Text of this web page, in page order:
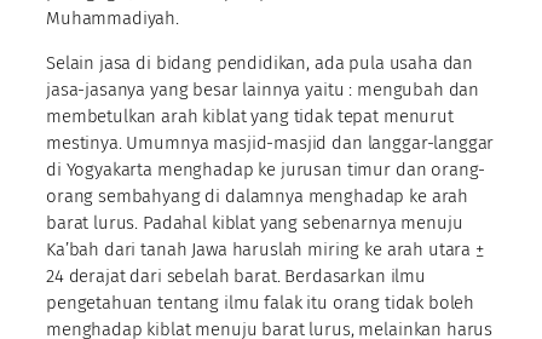
Muhammadiyah.
Selain jasa di bidang pendidikan, ada pula usaha dan
jasa-jasanya yang besar lainnya yaitu : mengubah dan
membetulkan arah kiblat yang tidak tepat menurut
mestinya. Umumnya masjid-masjid dan langgar-langgar
di Yogyakarta menghadap ke jurusan timur dan orang-
orang sembahyang di dalamnya menghadap ke arah
barat lurus. Padahal kiblat yang sebenarnya menuju
Ka’bah dari tanah Jawa haruslah miring ke arah utara ±
24 derajat dari sebelah barat. Berdasarkan ilmu
pengetahuan tentang ilmu falak itu orang tidak boleh
menghadap kiblat menuju barat lurus, melainkan harus